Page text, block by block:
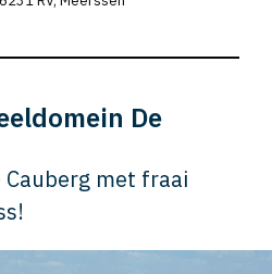
De
Cauberg met fraai